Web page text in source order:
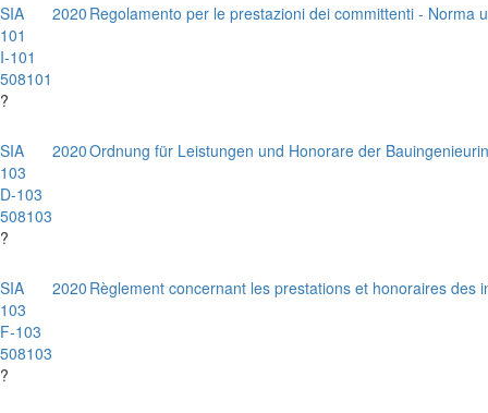
SIA
101
I-101
508101
?
2020 Regolamento per le prestazioni dei committenti - Norma
SIA
103
D-103
508103
?
2020Ordnung für Leistungen und Honorare der
SIA
103
F-103
508103
?
2020 Règlement concernant les prestations et honoraires des